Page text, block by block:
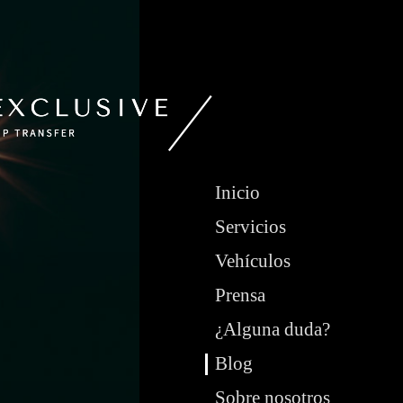
Inicio
Servicios
Vehículos
Prensa
¿Alguna duda?
Blog
Sobre nosotros